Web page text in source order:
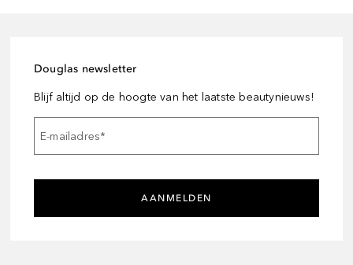
Douglas newsletter
Blijf altijd op de hoogte van het laatste beautynieuws!
E-mailadres*
AANMELDEN